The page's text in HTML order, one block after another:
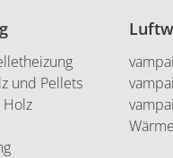
und Pellets
Holz